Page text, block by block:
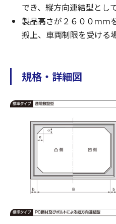
でき、縦方向連結型とし
製品高さが２６００ｍｍ
搬上、車両制限を受ける
規格・詳細図